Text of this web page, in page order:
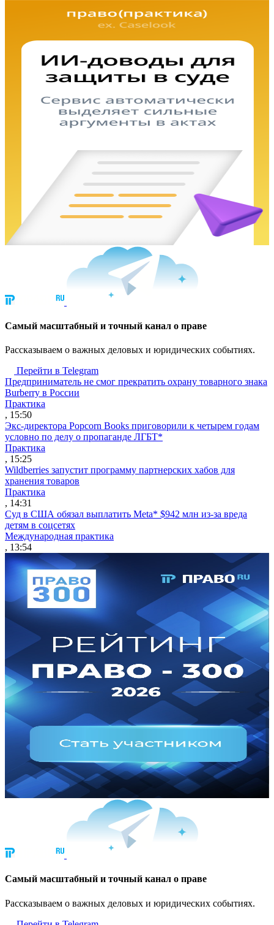
Cамый масштабный и точный канал о праве
Рассказываем о важных деловых и юридических событиях.
Перейти в Telegram
Предприниматель не смог прекратить охрану товарного знака
Burberry в России
Практика
, 15:50
Экс-директора Popcorn Books приговорили к четырем годам
условно по делу о пропаганде ЛГБТ*
Практика
, 15:25
Wildberries запустит программу партнерских хабов для
хранения товаров
Практика
, 14:31
Суд в США обязал выплатить Meta* $942 млн из-за вреда
детям в соцсетях
Международная практика
, 13:54
Cамый масштабный и точный канал о праве
Рассказываем о важных деловых и юридических событиях.